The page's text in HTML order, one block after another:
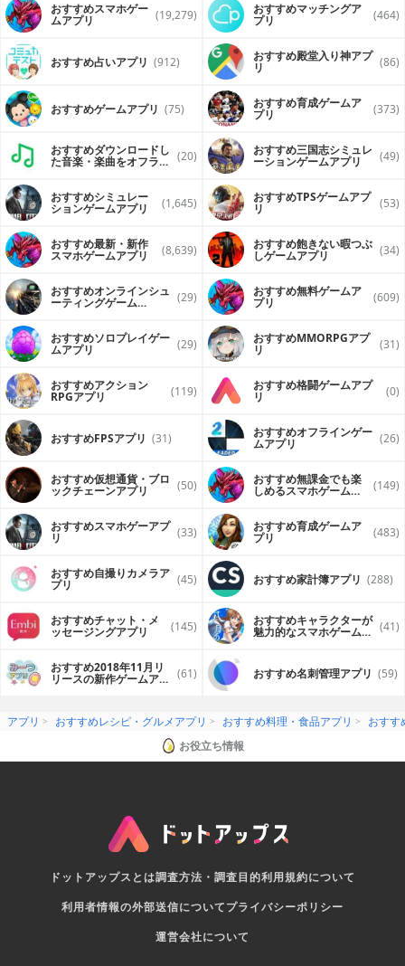
おすすめスマホゲー
ムアプリ (19,279) おすすめマッチングア
プリ (464)
おすすめ占いアプリ (912) おすすめ殿堂入り神アプ
リ (86)
おすすめゲームアプリ (75) おすすめ育成ゲームア
プリ (373)
おすすめダウンロードし
た音楽・楽曲をオフライ (20) おすすめ三国志シミュレ
ーションゲームアプリ (49)
おすすめシミュレー
ションゲームアプリ (1,645) おすすめTPSゲームアプ
リ (53)
おすすめ最新・新作
スマホゲームアプリ (8,639) おすすめ飽きない暇つぶ
しゲームアプリ (34)
おすすめオンラインシュ
ーティングゲーム (29) おすすめ無料ゲームア
プリ (609)
おすすめソロプレイゲー
ムアプリ (29) おすすめ MMORPGアプ
リ (31)
おすすめアクション
RPGアプリ (119) おすすめ格闘ゲームアプ
リ (0)
おすすめFPSアプリ (31) おすすめオフラインゲー
ムアプリ (26)
おすすめ仮想通貨・ブロ
ックチェーンアプリ (50) おすすめ無課金でも楽
しめるスマホゲームア (149)
おすすめスマホゲーアプ
リ (33) おすすめ育成ゲームア
プリ (483)
おすすめ自撮りカメラア
プリ (45) おすすめ家計簿アプリ (288)
おすすめチャット・メ
ッセージングアプリ (145) おすすめキャラクターが
魅力的なスマホゲームア (41)
おすすめ2018年11月リ
リースの新作ゲームアプ (61) おすすめ名刺管理アプリ (59)
アプリ おすすめレシピ・グルメアプリ おすすめ料理・食品アプリ
おすす
お役立ち情報
ドットアップスとは調査方法・調査目的利用規約について
利用者情報の外部送信についてプライバシーポリシー
運営会社について